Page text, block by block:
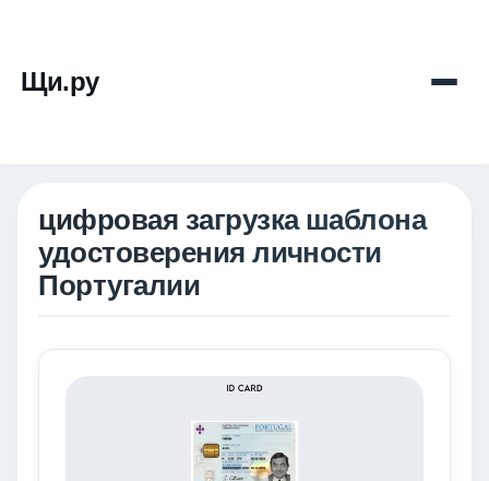
Щи.ру
цифровая загрузка шаблона
удостоверения личности
Португалии